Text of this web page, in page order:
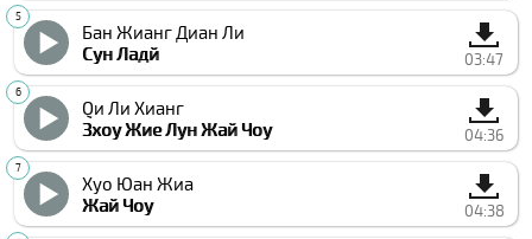
Бан Жианг Диан Ли
Сун Ладй
03:47
Qи Ли Xианг
Зхоу Жие Лун Жай Чоу
04:36
Хуо Юан Жиа
Жай Чоу
04:38